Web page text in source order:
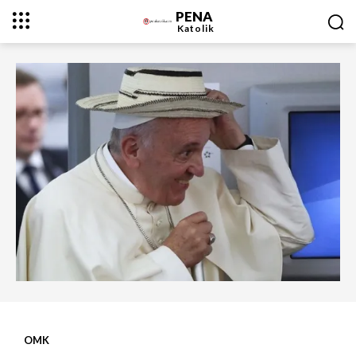
PENA
Katolik
OMK